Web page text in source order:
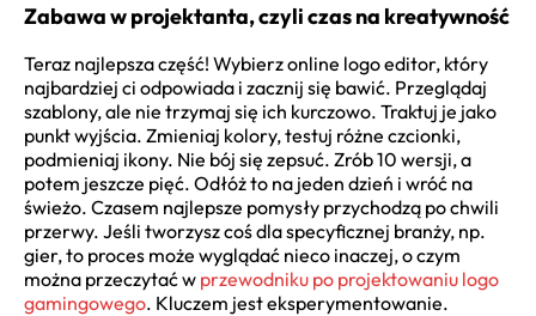
Zabawa w projektanta, czyli czas na kreatywność
Teraz najlepsza część! Wybierz online logo editor, który
najbardziej ci odpowiada i zacznij się bawić. Przeglądaj
szablony, ale nie trzymaj się ich kurczowo. Traktuj je jako
punkt wyjścia. Zmieniaj kolory, testuj różne czcionki,
podmieniaj ikony. Nie bój się zepsuć. Zrób 10 wersji, a
potem jeszcze pięć. Odłóż to na jeden dzień i wróć na
świeżo. Czasem najlepsze pomysły przychodzą po chwili
przerwy. Jeśli tworzysz coś dla specyficznej branży, np.
gier, to proces może wyglądać nieco inaczej, o czym
można przeczytać w przewodniku po projektowaniu logo
gamingowego. Kluczem jest eksperymentowanie.